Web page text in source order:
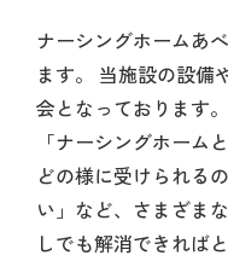
ナーシングホームあ
ます。 当施設の設備
会となっております。
「ナーシングホーム
どの様に受けられる
い」など、さまざま
しでも解消できれば